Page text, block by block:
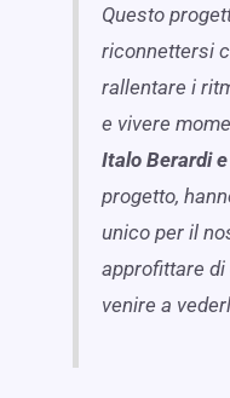
Questo
riconnettersi
rallentare i
e vivere
Italo Berardi
progetto,
unico per il
approfittare
venire a